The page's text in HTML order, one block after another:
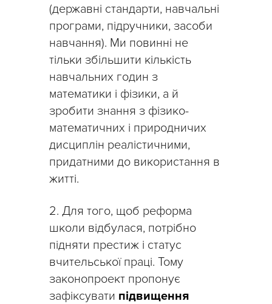
(державні стандарти, навчальні
програми, підручники, засоби
навчання). Ми повинні не
тільки збільшити кількість
навчальних годин з
математики і фізики, а й
зробити знання з фізико-
математичних і природничих
дисциплін реалістичними,
придатними до використання в
житті.
2. Для того, щоб реформа
школи відбулася, потрібно
підняти престиж і статус
вчительської праці. Тому
законопроект пропонує
зафіксувати підвищення